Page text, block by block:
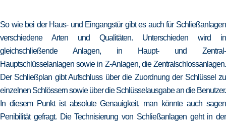
So wie bei der Haus- und Eingangstür gibt es auch für Schließanlagen
verschiedene Arten und Qualitäten. Unterschieden wird in
gleichschließende Anlagen, in Haupt- und Zentral-
Hauptschlüsselanlagen sowie in Z-Anlagen, die Zentralschlossanlagen.
Der Schließplan gibt Aufschluss über die Zuordnung der Schlüssel zu
einzelnen Schlössern sowie über die Schlüsselausgabe an die Benutzer.
In diesem Punkt ist absolute Genauigkeit, man könnte auch sagen
Penibilität gefragt. Die Technisierung von Schließanlagen geht in der